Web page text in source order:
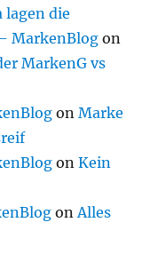
lagen die
MarkenBlogon
MarkenG vs
onMarke
onKein
onAlles